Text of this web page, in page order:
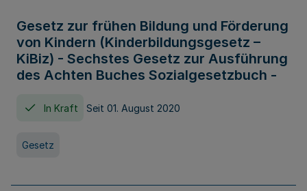
Gesetz zur frühen Bildung und Förderung
von Kindern (Kinderbildungsgesetz –
KiBiz) - Sechstes Gesetz zur Ausführung
des Achten Buches Sozialgesetzbuch -
In Kraft Seit 01. August 2020
Gesetz